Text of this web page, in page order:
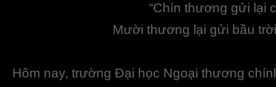
“Chín thương gửi lại
Mười thương lại gửi bầu
Hôm nay, trường Đại học Ngoại thương